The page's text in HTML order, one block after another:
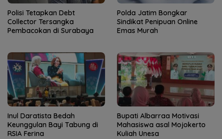
Polisi Tetapkan Debt
Collector Tersangka
Pembacokan di Surabaya
Polda Jatim Bongkar
Sindikat Penipuan Online
Emas Murah
Inul Daratista Bedah
Keunggulan Bayi Tabung di
RSIA Ferina
Bupati Albarraa Motivasi
Mahasiswa asal Mojokerto
Kuliah Unesa